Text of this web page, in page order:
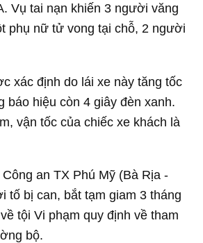
Vụ tai nạn khiến 3 người văng
phụ nữ tử vong tại chỗ, 2 người
xác định do lái xe này tăng tốc
báo hiệu còn 4 giây đèn xanh.
vận tốc của chiếc xe khách là
an TX Phú Mỹ (Bà Rịa -
tố bị can, bắt tạm giam 3 tháng
tội Vi phạm quy định về tham
bộ.